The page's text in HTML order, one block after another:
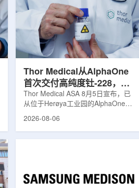
Thor Medical从AlphaOne
首次交付高纯度钍-228，商
业供货启动
Thor Medical ASA 8月5日宣布，已
从位于Herøya工业园的AlphaOne生
产设施完成首批高纯度钍-228(Th-
工业规模制造的开始，首批客户交付
表明公司已完成从产能建设到利用首
2026-08-06